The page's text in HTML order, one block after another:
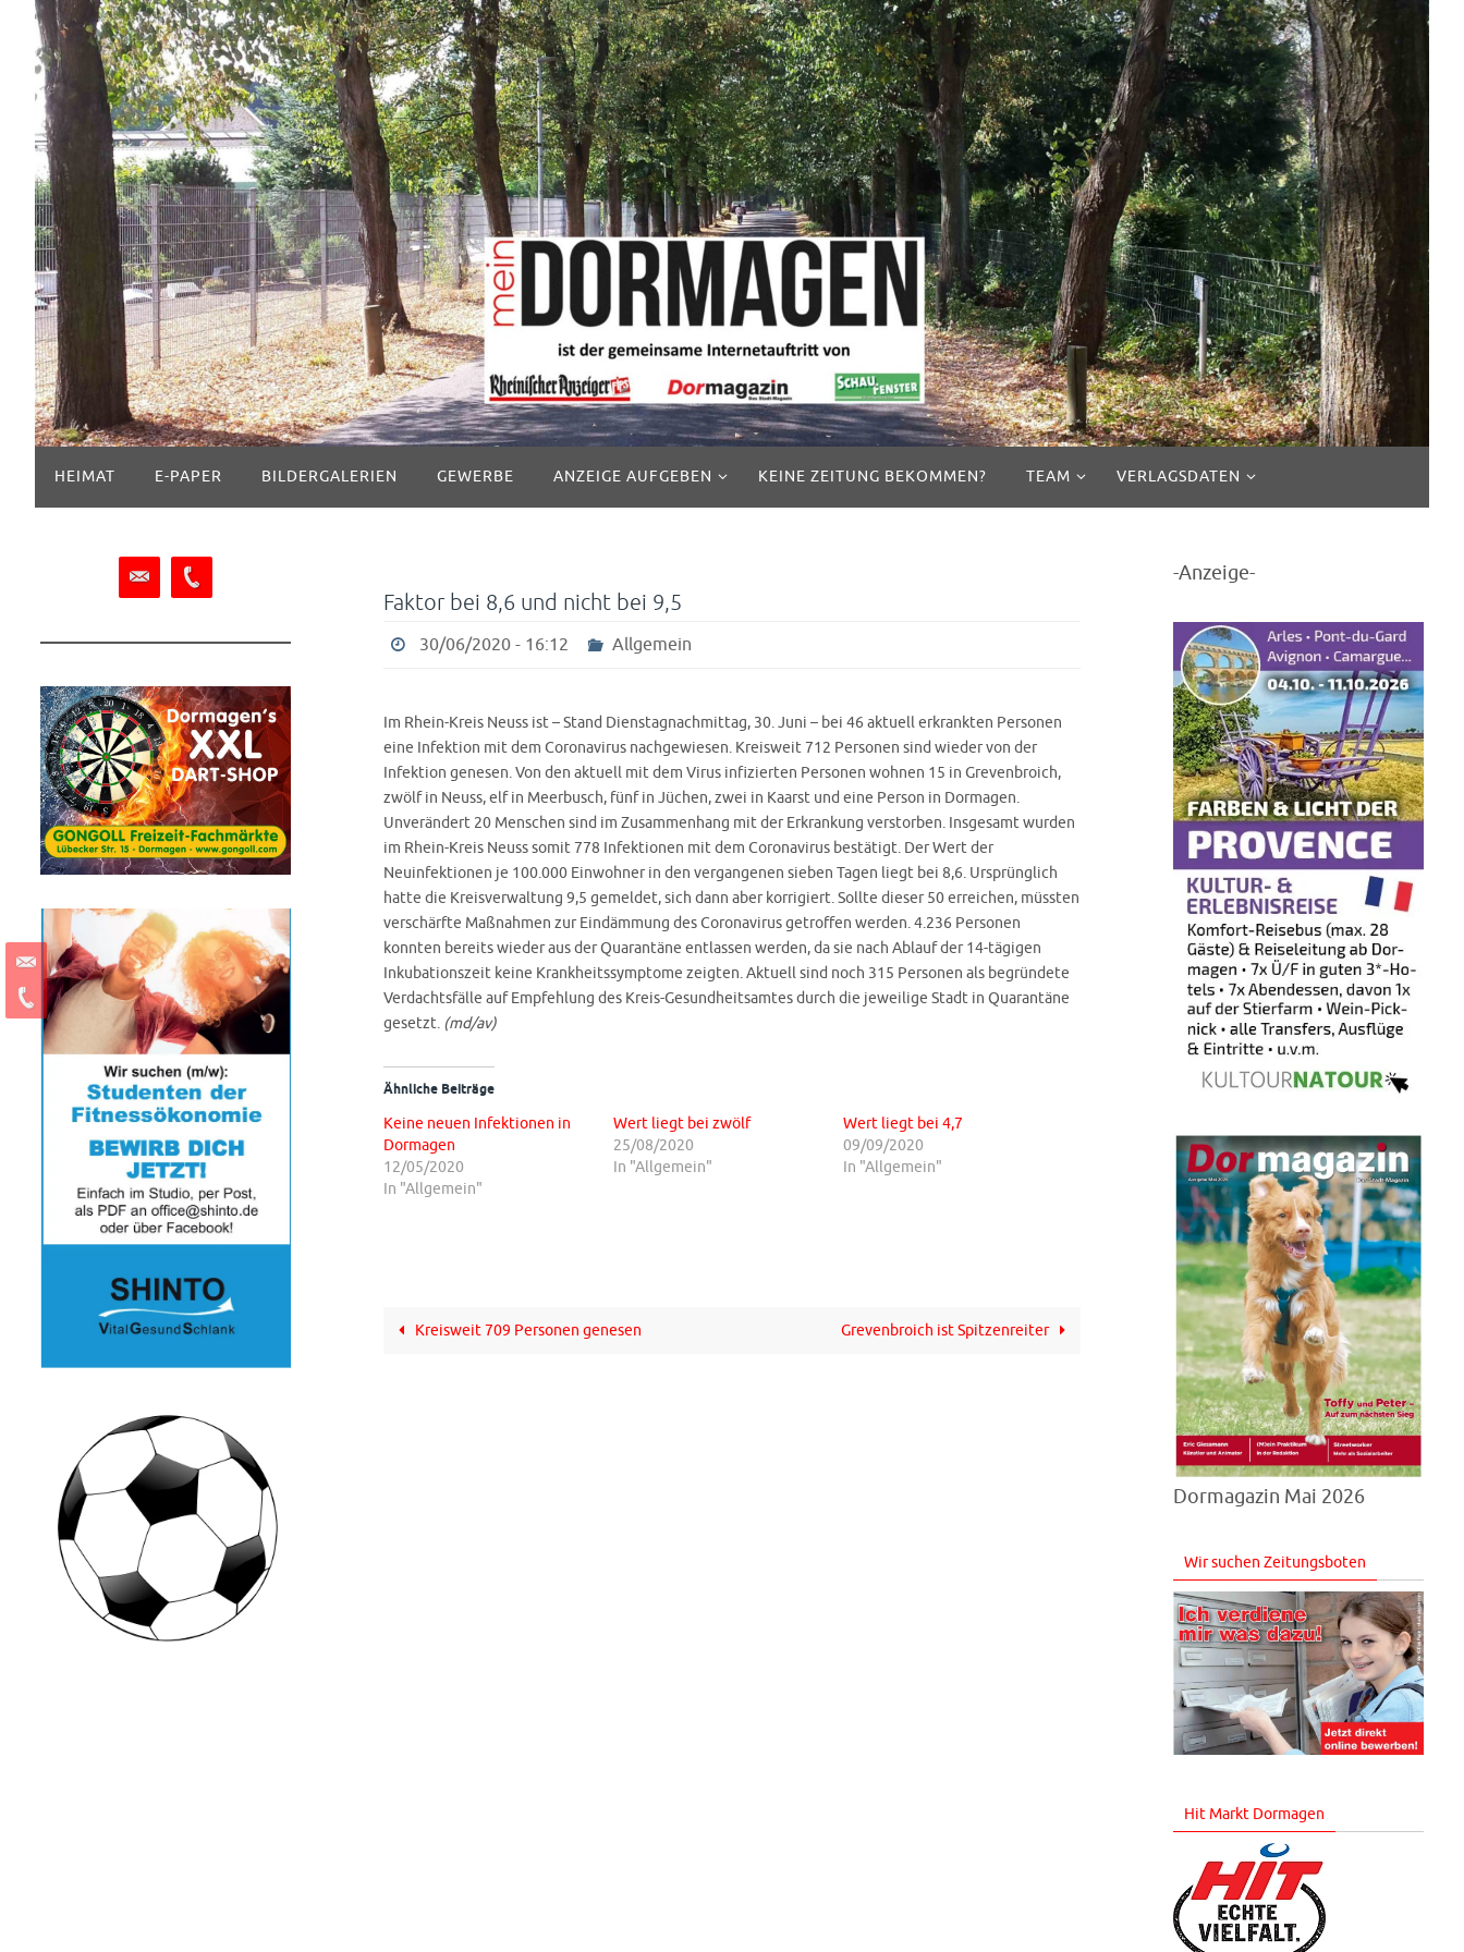
springen
Inhalt
springen
HEIMAT E-PAPER BILDERGALERIEN GEWERBE ANZEIGE AUFGEBEN KEINE ZEITUNG BEKOMMEN? TEAM VERLAGSDATEN
Faktor bei 8,6 und nicht bei 9,5
30/06/2020 - 16:12 Allgemein
Im Rhein-Kreis Neuss ist – Stand Dienstagnachmittag, 30. Juni – bei 46 aktuell erkrankten Personen
eine Infektion mit dem Coronavirus nachgewiesen. Kreisweit 712 Personen sind wieder von der
Infektion genesen. Von den aktuell mit dem Virus infizierten Personen wohnen 15 in Grevenbroich,
zwölf in Neuss, elf in Meerbusch, fünf in Jüchen, zwei in Kaarst und eine Person in Dormagen.
Unverändert 20 Menschen sind im Zusammenhang mit der Erkrankung verstorben. Insgesamt wurden
im Rhein-Kreis Neuss somit 778 Infektionen mit dem Coronavirus bestätigt. Der Wert der
Neuinfektionen je 100.000 Einwohner in den vergangenen sieben Tagen liegt bei 8,6. Ursprünglich
hatte die Kreisverwaltung 9,5 gemeldet, sich dann aber korrigiert. Sollte dieser 50 erreichen, müssten
verschärfte Maßnahmen zur Eindämmung des Coronavirus getroffen werden. 4.236 Personen
konnten bereits wieder aus der Quarantäne entlassen werden, da sie nach Ablauf der 14-tägigen
Inkubationszeit keine Krankheitssymptome zeigten. Aktuell sind noch 315 Personen als begründete
Verdachtsfälle auf Empfehlung des Kreis-Gesundheitsamtes durch die jeweilige Stadt in Quarantäne
gesetzt. (md/av)
Ähnliche Beiträge
Keine neuen Infektionen in
Dormagen
12/05/2020
In "Allgemein"
Wert liegt bei zwölf
25/08/2020
In "Allgemein"
Wert liegt bei 4,7
09/09/2020
In "Allgemein"
Kreisweit 709 Personen genesen Grevenbroich ist Spitzenreiter
-Anzeige-
Dormagazin Mai 2026
Wir suchen Zeitungsboten
Hit Markt Dormagen